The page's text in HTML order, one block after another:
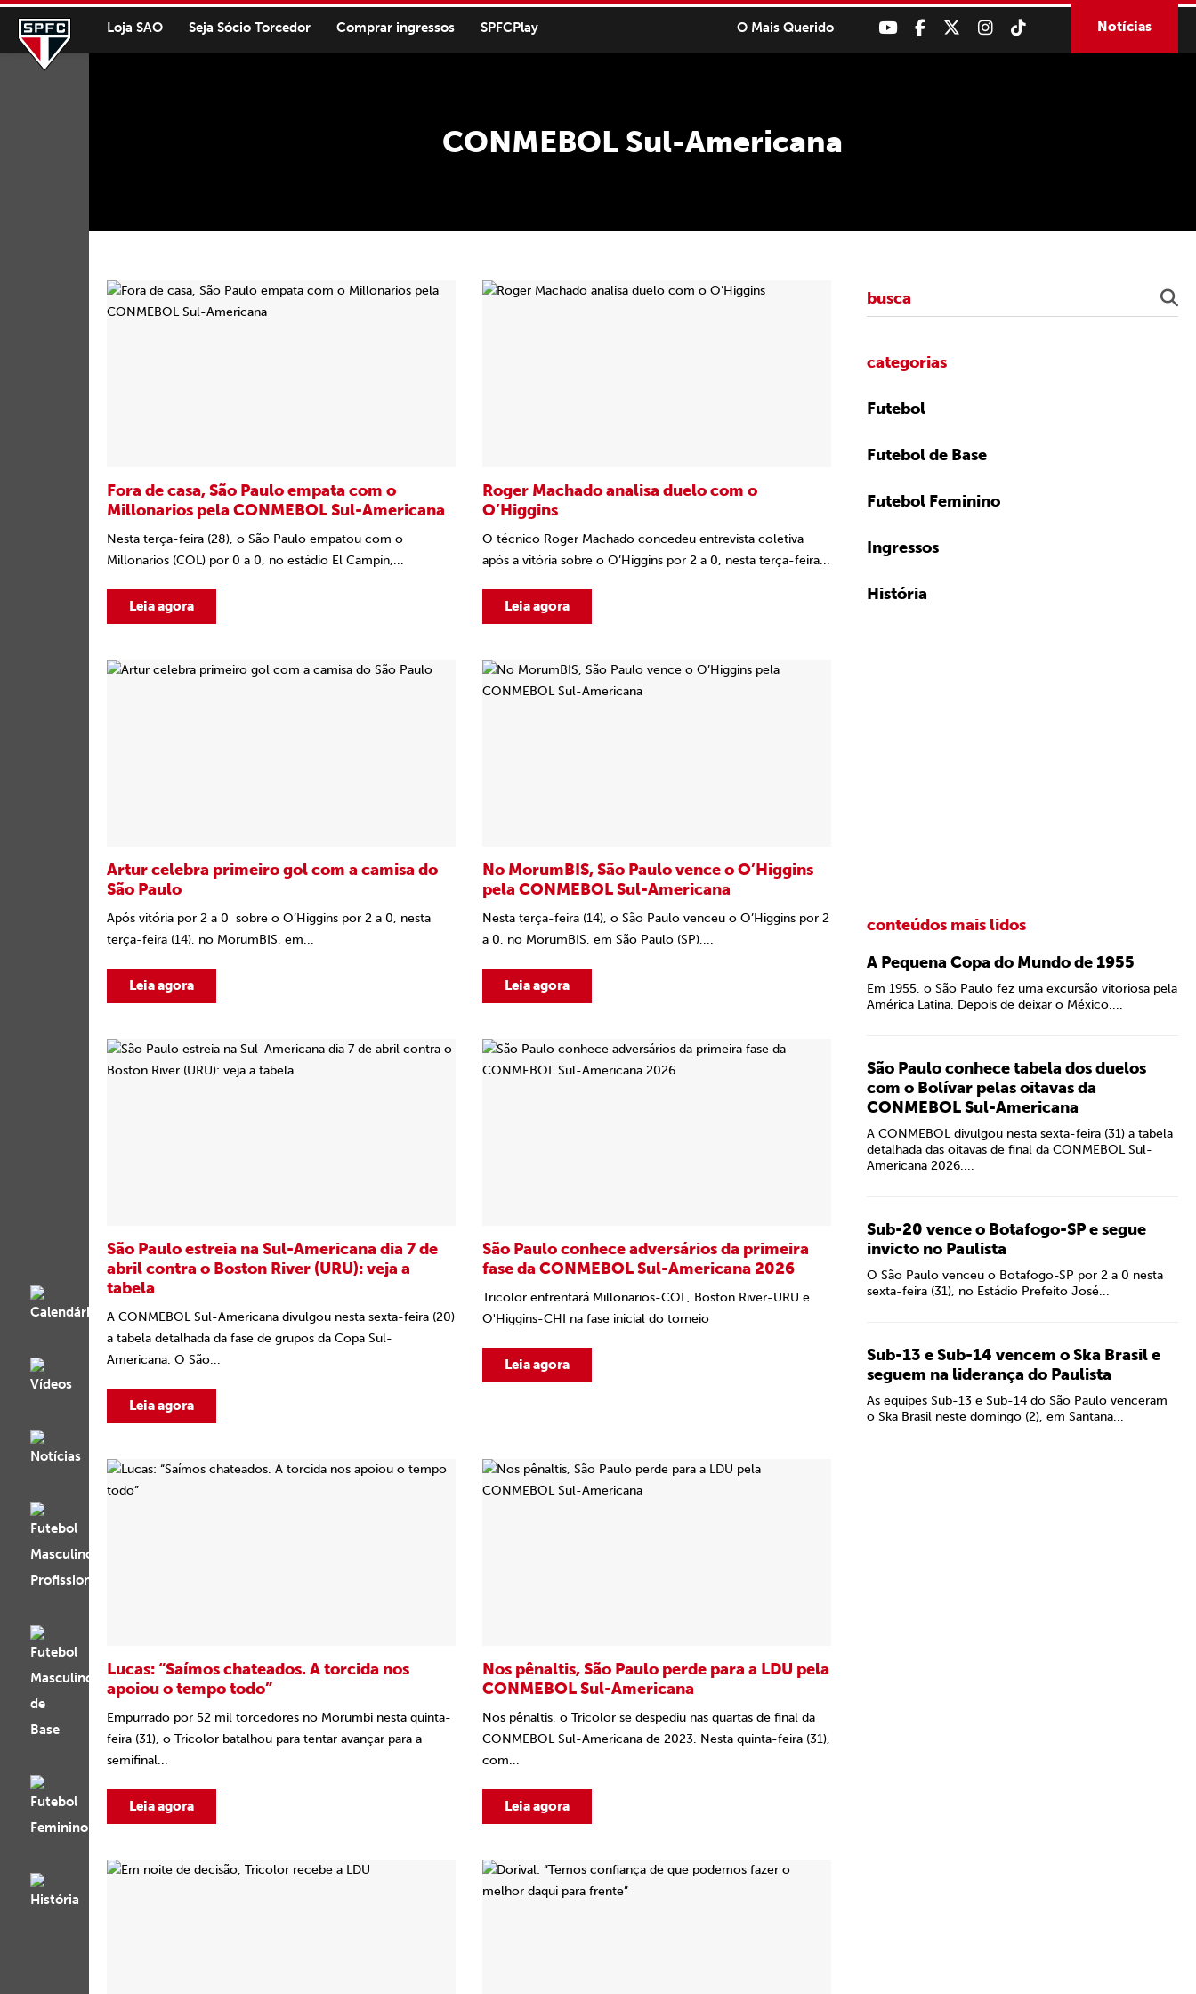
Loja SAO Seja Sócio Torcedor Comprar ingressos SPFCPlay O Mais Querido Notícias
CONMEBOL Sul-Americana
Fora de casa, São Paulo empata com o
Millonarios pela CONMEBOL Sul-Americana
Nesta terça-feira (28), o São Paulo empatou com o
Millonarios (COL) por 0 a 0, no estádio El Campín,...
Leia agora
Roger Machado analisa duelo com o
O’Higgins
O técnico Roger Machado concedeu entrevista coletiva
após a vitória sobre o O’Higgins por 2 a 0, nesta terça-feira...
Leia agora
Artur celebra primeiro gol com a camisa do
São Paulo
Após vitória por 2 a 0 sobre o O’Higgins por 2 a 0, nesta
terça-feira (14), no MorumBIS, em...
Leia agora
No MorumBIS, São Paulo vence o O’Higgins
pela CONMEBOL Sul-Americana
Nesta terça-feira (14), o São Paulo venceu o O’Higgins por 2
a 0, no MorumBIS, em São Paulo (SP),...
Leia agora
São Paulo estreia na Sul-Americana dia 7 de
abril contra o Boston River (URU): veja a
tabela
A CONMEBOL Sul-Americana divulgou nesta sexta-feira (20)
a tabela detalhada da fase de grupos da Copa Sul-
Americana. O São...
Leia agora
São Paulo conhece adversários da primeira
fase da CONMEBOL Sul-Americana 2026
Tricolor enfrentará Millonarios-COL, Boston River-URU e
O'Higgins-CHI na fase inicial do torneio
Leia agora
Lucas: “Saímos chateados. A torcida nos
apoiou o tempo todo”
Empurrado por 52 mil torcedores no Morumbi nesta quinta-
feira (31), o Tricolor batalhou para tentar avançar para a
semifinal...
Leia agora
Nos pênaltis, São Paulo perde para a LDU pela
CONMEBOL Sul-Americana
Nos pênaltis, o Tricolor se despediu nas quartas de final da
CONMEBOL Sul-Americana de 2023. Nesta quinta-feira (31),
com...
Leia agora
categorias
Futebol
Futebol de Base
Futebol Feminino
Ingressos
História
conteúdos mais lidos
A Pequena Copa do Mundo de 1955
Em 1955, o São Paulo fez uma excursão vitoriosa pela
América Latina. Depois de deixar o México,...
São Paulo conhece tabela dos duelos
com o Bolívar pelas oitavas da
CONMEBOL Sul-Americana
A CONMEBOL divulgou nesta sexta-feira (31) a tabela
detalhada das oitavas de final da CONMEBOL Sul-
Americana 2026....
Sub-20 vence o Botafogo-SP e segue
invicto no Paulista
O São Paulo venceu o Botafogo-SP por 2 a 0 nesta
sexta-feira (31), no Estádio Prefeito José...
Sub-13 e Sub-14 vencem o Ska Brasil e
seguem na liderança do Paulista
As equipes Sub-13 e Sub-14 do São Paulo venceram
o Ska Brasil neste domingo (2), em Santana...